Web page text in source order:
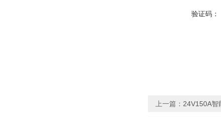
验证码：
上一篇： 24V150A智